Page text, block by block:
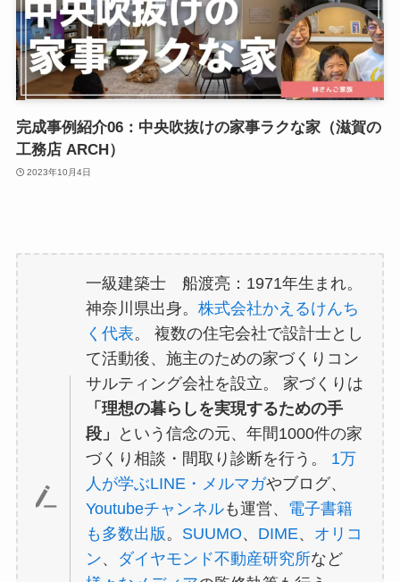
完成事例紹介06：中央吹抜けの家事ラクな家（滋賀の
工務店 ARCH）
2023年10月4日
一級建築士 船渡亮：1971年生まれ。
神奈川県出身。株式会社かえるけんち
く代表。 複数の住宅会社で設計士とし
て活動後、施主のための家づくりコン
サルティング会社を設立。 家づくりは
「理想の暮らしを実現するための手
段」
という信念の元、年間1000件の家
づくり相談・間取り診断を行う。
1万
人が学ぶLINE・メルマガやブログ、
Youtubeチャンネルも運営、 電子書籍
も多数出版。 SUUMO、 DIME、 オリコ
ン、 ダイヤモンド不動産研究所など